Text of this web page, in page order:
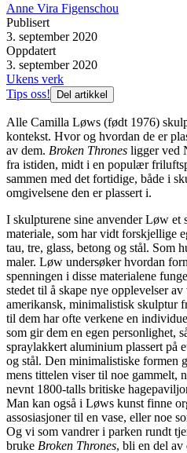
Anne Vira Figenschou
Publisert
3. september 2020
Oppdatert
3. september 2020
Ukens verk
Tips oss!
Del artikkel
Alle Camilla Løws (født 1976)
kontekst. Hvor og hvordan de er
av dem. Broken Thrones ligger ved
fra istiden, midt i en populær
sammen med det fortidige, både i
omgivelsene den er plassert i.
I skulpturene sine anvender Løw et
materiale, som har vidt forskjellige
tau, tre, glass, betong og stål. Som
maler. Løw undersøker hvordan
spenningen i disse materialene
stedet til å skape nye opplevelser
amerikansk, minimalistisk skulptur
til dem har ofte verkene en
som gir dem en egen personlighet,
spraylakkert aluminium plassert på
og stål. Den minimalistiske formen
mens tittelen viser til noe gammelt,
nevnt 1800-talls britiske
Man kan også i Løws kunst finne
assosiasjoner til en vase, eller noe
Og vi som vandrer i parken rundt
bruke Broken Thrones, bli en del av